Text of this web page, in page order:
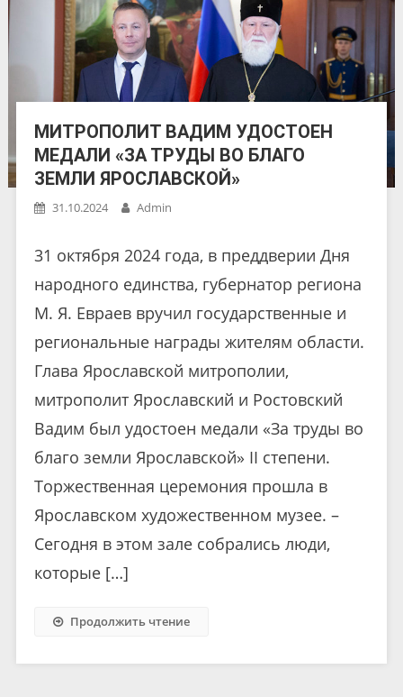
МИТРОПОЛИТ ВАДИМ УДОСТОЕН
МЕДАЛИ «ЗА ТРУДЫ ВО БЛАГО
ЗЕМЛИ ЯРОСЛАВСКОЙ»
31.10.2024 Admin
31 октября 2024 года, в преддверии Дня
народного единства, губернатор региона
М. Я. Евраев вручил государственные и
региональные награды жителям области.
Глава Ярославской митрополии,
митрополит Ярославский и Ростовский
Вадим был удостоен медали «За труды во
благо земли Ярославской» II степени.
Торжественная церемония прошла в
Ярославском художественном музее. –
Сегодня в этом зале собрались люди,
которые […]
Продолжить чтение